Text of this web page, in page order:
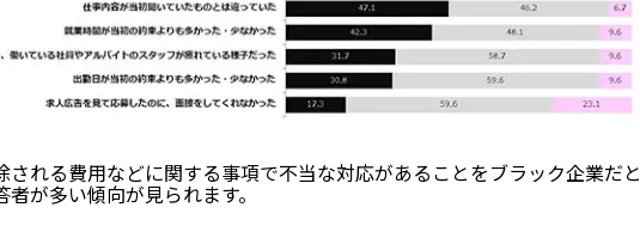
される費用などに関する事項で不当な対応があることをブラック企業だと
が多い傾向が見られます。